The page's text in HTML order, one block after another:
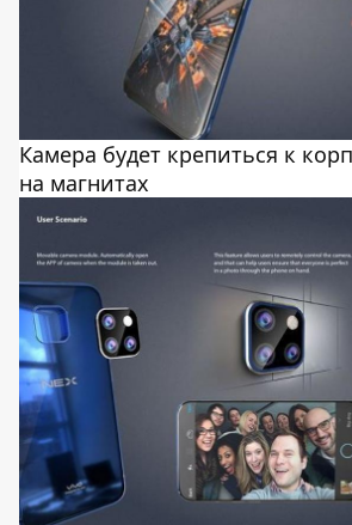
Камера будет крепиться к
на магнитах